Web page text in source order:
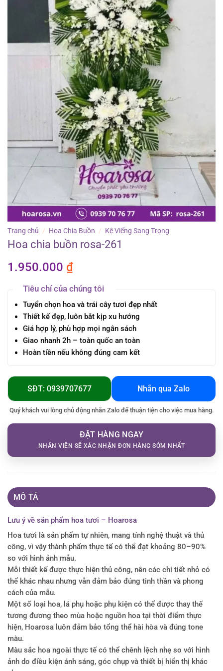
Trang chủ / Hoa Chia Buồn / Kệ Viếng Sang Trọng
Hoa chia buồn rosa-261
1.950.000 ₫
Tiêu chí của chúng tôi
Tuyển chọn hoa và trái cây tươi đẹp nhất
Thiết kế đẹp, luôn bắt kịp xu hướng
Giá hợp lý, phù hợp mọi ngân sách
Giao nhanh 2h – toàn quốc an toàn
Hoàn tiền nếu không đúng cam kết
SĐT: 0939707677 Nhắn qua Zalo
Quý khách vui lòng chủ động nhắn Zalo để thuận tiện cho việc mua hàng.
ĐẶT HÀNG NGAY
NHÂN VIÊN SẼ XÁC NHẬN ĐƠN HÀNG SỚM NHẤT
MÔ TẢ
Lưu ý về sản phẩm hoa tươi – Hoarosa
Hoa tươi là sản phẩm tự nhiên, mang tính nghệ thuật và thủ
công, vì vậy thành phẩm thực tế có thể đạt khoảng 80–90%
so với hình ảnh mẫu.
Mỗi thiết kế được thực hiện thủ công, nên các chi tiết nhỏ có
thể khác nhau nhưng vẫn đảm bảo đúng tinh thần và phong
cách của mẫu.
Một số loại hoa, lá phụ hoặc phụ kiện có thể được thay thế
tương đương theo mùa hoặc nguồn hoa tại thời điểm thực
hiện, Hoarosa luôn đảm bảo tổng thể hài hòa và đúng tone
màu.
Màu sắc hoa ngoài thực tế có thể chênh lệch nhẹ so với hình
ảnh do điều kiện ánh sáng, góc chụp và thiết bị hiển thị khác